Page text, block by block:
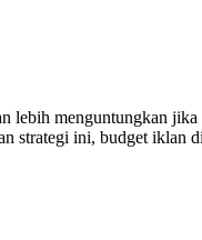
menguntungkan
strategi ini, budget iklan